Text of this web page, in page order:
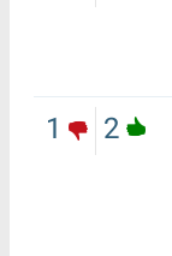
2
1